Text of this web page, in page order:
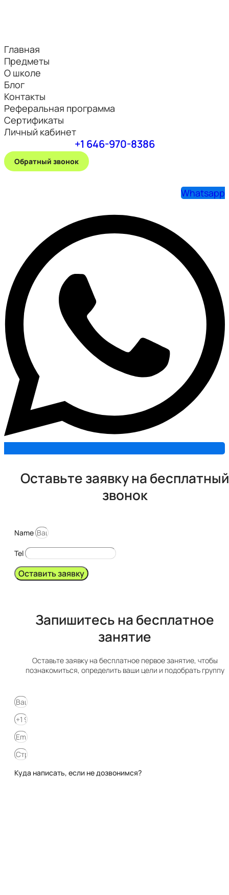
Главная
Предметы
О школе
Блог
Контакты
Реферальная программа
Сертификаты
Личный кабинет
+1 646-970-8386
Обратный звонок
Whatsapp
Оставьте заявку на бесплатный
звонок
Name
Tel
Оставить заявку
Запишитесь на бесплатное
занятие​​
Оставьте заявку на бесплатное первое занятие, чтобы
познакомиться, определить ваши цели и подобрать группу
Куда написать, если не дозвонимся?